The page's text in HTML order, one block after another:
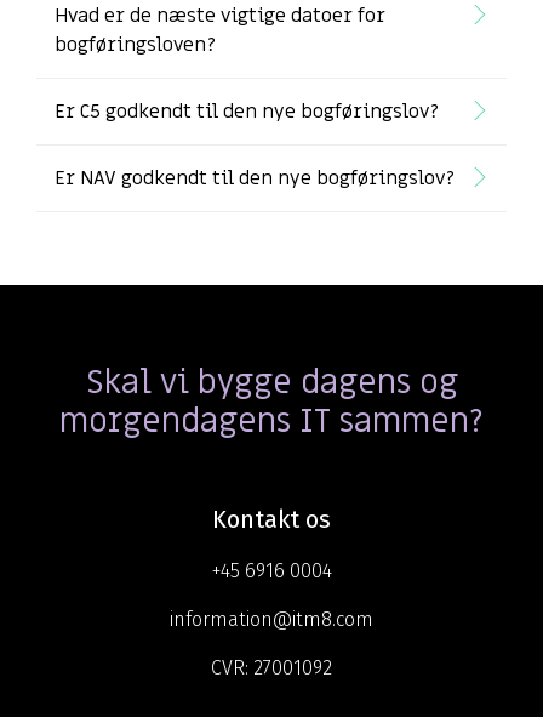
Hvad er de næste vigtige datoer for
bogføringsloven?
Er C5 godkendt til den nye bogføringslov?
Er NAV godkendt til den nye bogføringslov?
Skal vi bygge dagens og
morgendagens IT sammen?
Kontakt os
+45 6916 0004
information@itm8.com
CVR: 27001092